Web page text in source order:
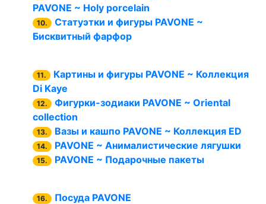
PAVONE ~ Holy porcelain
10.
Статуэтки и фигуры PAVONE ~
Бисквитный фарфор
11.
Картины и фигуры PAVONE ~ Коллекция
Di Kaye
12.
Фигурки-зодиаки PAVONE ~ Oriental
collection
13. Вазы и кашпо PAVONE ~ Коллекция ED
14. PAVONE ~ Анималистические лягушки
15. PAVONE ~ Подарочные пакеты
16. Посуда PAVONE